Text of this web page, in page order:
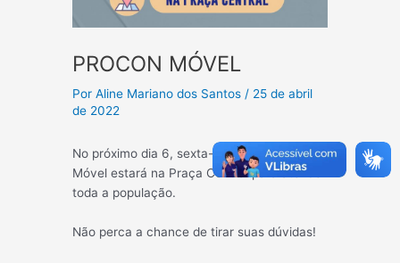
PROCON MÓVEL
PorAline Mariano dos Santos / 25 de abril
de 2022
No próximo dia 6, sexta-feira, o Procon
Móvel estará na Praça Central para atender
toda a população.
Não perca a chance de tirar suas dúvidas!